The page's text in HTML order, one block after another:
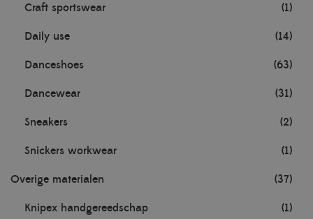
Craft sportswear (1)
Daily use (14)
Danceshoes (63)
Dancewear (31)
Sneakers (2)
Snickers workwear (1)
Overige materialen (37)
Knipex handgereedschap (1)